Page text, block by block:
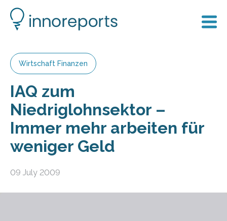
Wirtschaft Finanzen
IAQ zum
Niedriglohnsektor –
Immer mehr arbeiten für
weniger Geld
09 July 2009